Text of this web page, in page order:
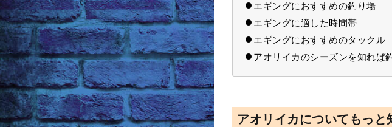
エギングにおすすめの釣り場
エギングに適した時間帯
エギングにおすすめのタックル
アオリイカのシーズンを知れば
アオリイカについてもっと